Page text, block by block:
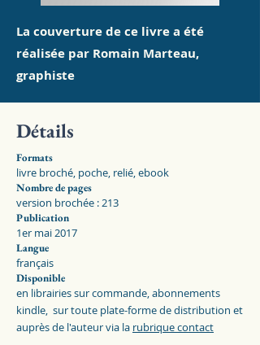
La couverture de ce livre a été
réalisée par Romain Marteau,
graphiste
Détails
Formats
livre broché, poche, relié, ebook
Nombre de pages
version brochée : 213
Publication
1er mai 2017
Langue
français
Disponible
en librairies sur commande, abonnements
kindle, sur toute plate-forme de distribution et
auprès de l'auteur via la rubrique contact